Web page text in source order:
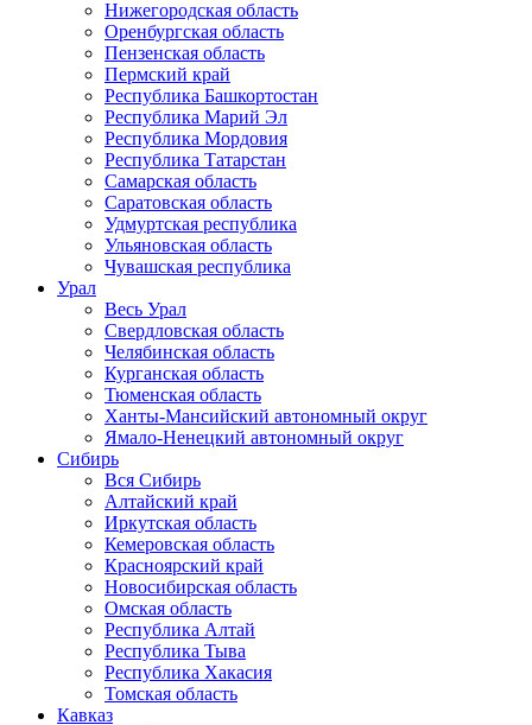
Нижегородская область
Оренбургская область
Пензенская область
Пермский край
Республика Башкортостан
Республика Марий Эл
Республика Мордовия
Республика Татарстан
Самарская область
Саратовская область
Удмуртская республика
Ульяновская область
Чувашская республика
Урал
Весь Урал
Свердловская область
Челябинская область
Курганская область
Тюменская область
Ханты-Мансийский автономный округ
Ямало-Ненецкий автономный округ
Сибирь
Вся Сибирь
Алтайский край
Иркутская область
Кемеровская область
Красноярский край
Новосибирская область
Омская область
Республика Алтай
Республика Тыва
Республика Хакасия
Томская область
Кавказ